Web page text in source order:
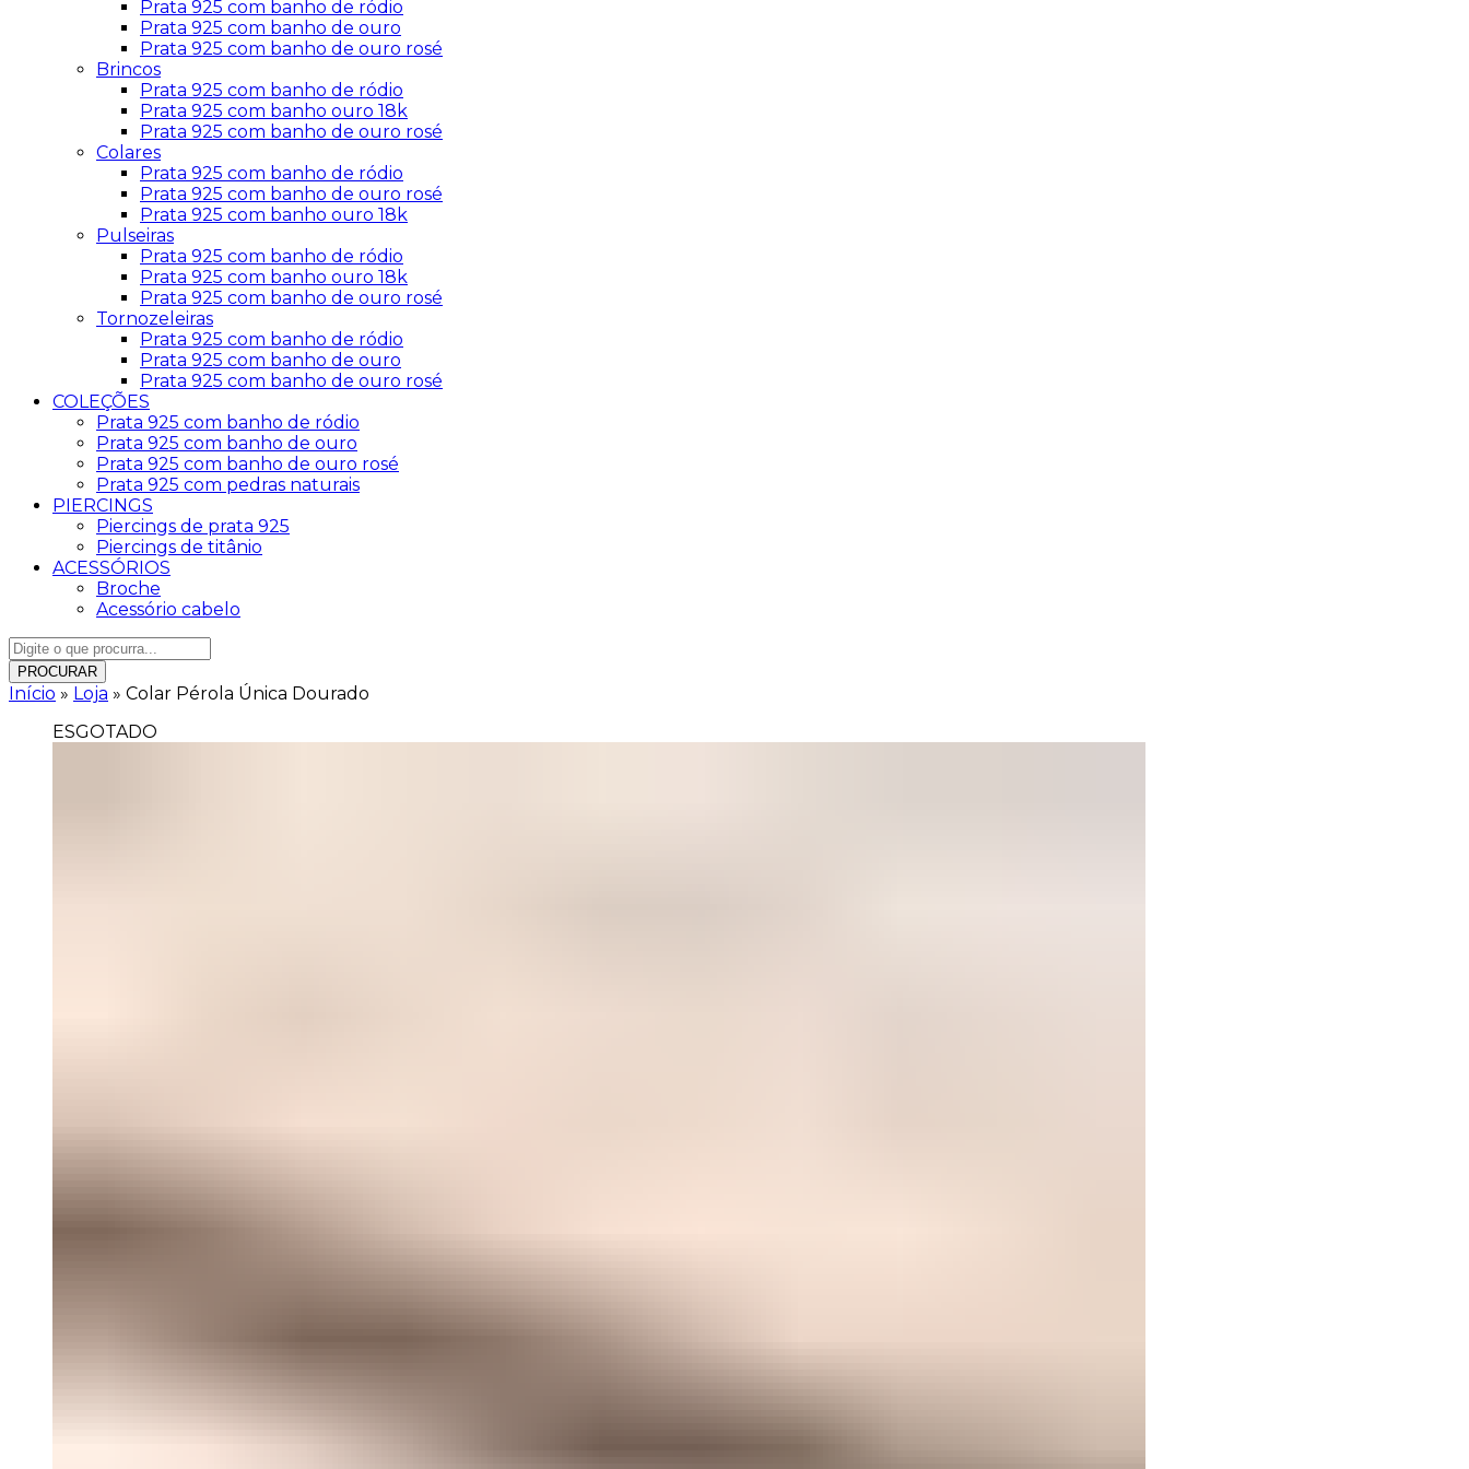
Prata 925 com banho de ródio
Prata 925 com banho de ouro
Prata 925 com banho de ouro rosé
Brincos
Prata 925 com banho de ródio
Prata 925 com banho ouro 18k
Prata 925 com banho de ouro rosé
Colares
Prata 925 com banho de ródio
Prata 925 com banho de ouro rosé
Prata 925 com banho ouro 18k
Pulseiras
Prata 925 com banho de ródio
Prata 925 com banho ouro 18k
Prata 925 com banho de ouro rosé
Tornozeleiras
Prata 925 com banho de ródio
Prata 925 com banho de ouro
Prata 925 com banho de ouro rosé
COLEÇÕES
Prata 925 com banho de ródio
Prata 925 com banho de ouro
Prata 925 com banho de ouro rosé
Prata 925 com pedras naturais
PIERCINGS
Piercings de prata 925
Piercings de titânio
ACESSÓRIOS
Broche
Acessório cabelo
PROCURAR
Início » Loja » Colar Pérola Única Dourado
ESGOTADO